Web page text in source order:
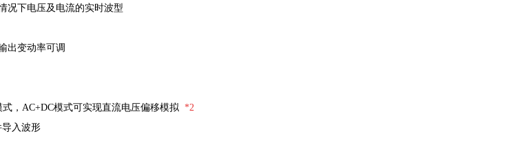
况下电压及电流的实时波型
出变动率可调
，AC+DC模式可实现直流电压偏移模拟 *2
入波形